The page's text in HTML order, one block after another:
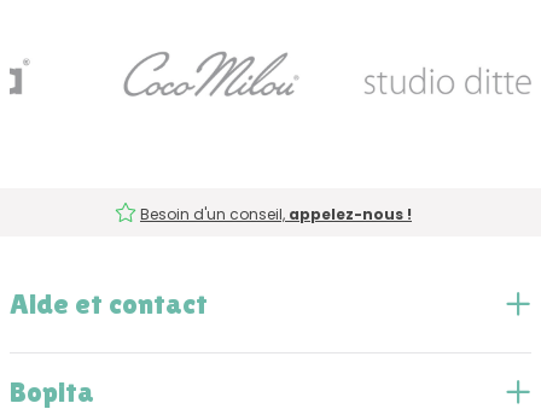
Besoin d'un conseil, appelez-nous !
Aide et contact
Bopita